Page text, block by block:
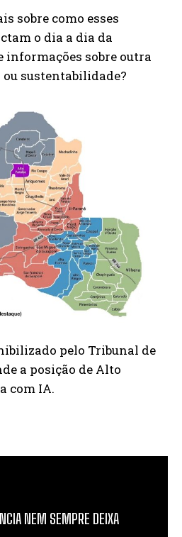
NEM SEMPRE DEIXA
sobre como esses
o dia a dia da
informações sobre outra
ou sustentabilidade?
pelo Tribunal de
a posição de Alto
com IA.